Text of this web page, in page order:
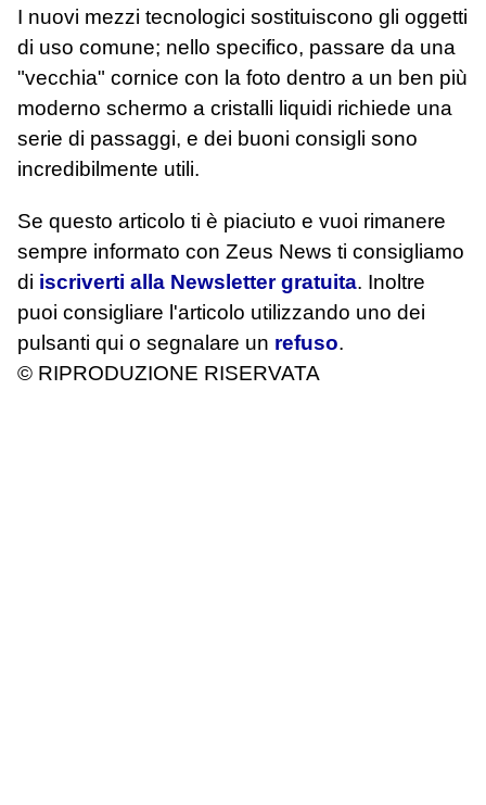
I nuovi mezzi tecnologici sostituiscono gli oggetti
di uso comune; nello specifico, passare da una
"vecchia" cornice con la foto dentro a un ben più
moderno schermo a cristalli liquidi richiede una
serie di passaggi, e dei buoni consigli sono
incredibilmente utili.
Se questo articolo ti è piaciuto e vuoi rimanere
sempre informato con Zeus News ti consigliamo
di iscriverti alla Newsletter gratuita. Inoltre
puoi consigliare l'articolo utilizzando uno dei
pulsanti qui o segnalare un refuso.
© RIPRODUZIONE RISERVATA